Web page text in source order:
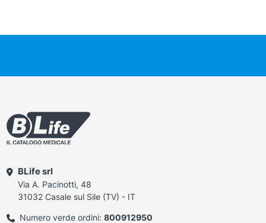
BLife srl
Via A. Pacinotti, 48
31032 Casale sul Sile (TV) - IT
Numero verde ordini: 800912950